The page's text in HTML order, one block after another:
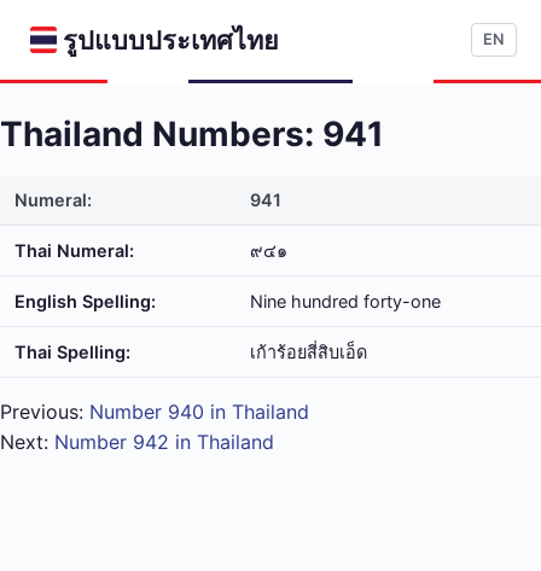
รูปแบบประเทศไทย EN
Thailand Numbers: 941
Numeral: 941
Thai Numeral: ๙๔๑
English Spelling: Nine hundred forty-one
Thai Spelling: เก้า​ร้อย​สี่​สิบ​เอ็ด
Previous: Number 940 in Thailand
Next: Number 942 in Thailand